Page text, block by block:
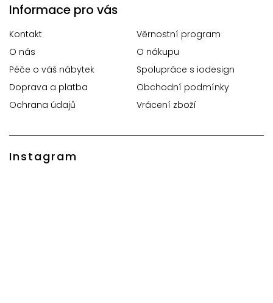
Informace pro vás
Kontakt
Věrnostní program
O nás
O nákupu
Péče o váš nábytek
Spolupráce s iodesign
Doprava a platba
Obchodní podmínky
Ochrana údajů
Vrácení zboží
Instagram